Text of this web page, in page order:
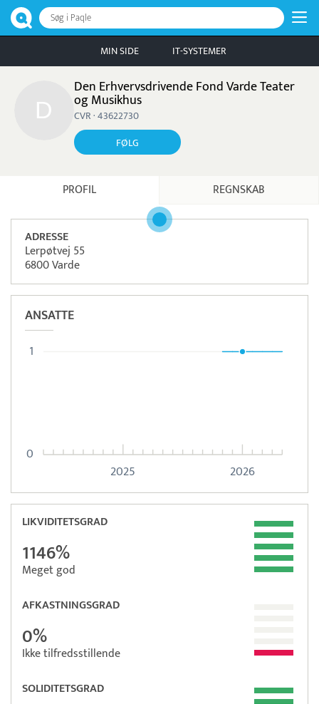
Søg i Paqle
MIN SIDE IT-SYSTEMER
Den Erhvervsdrivende Fond Varde Teater
og Musikhus
CVR · 43622730
FØLG
PROFIL REGNSKAB
ADRESSE
Lerpøtvej 55
6800 Varde
ANSATTE
2025 2026
0
1
LIKVIDITETSGRAD
1146%
Meget god
AFKASTNINGSGRAD
0%
Ikke tilfredsstillende
SOLIDITETSGRAD